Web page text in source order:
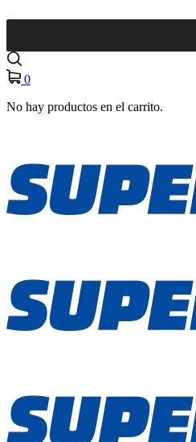
0
No hay productos en el carrito.